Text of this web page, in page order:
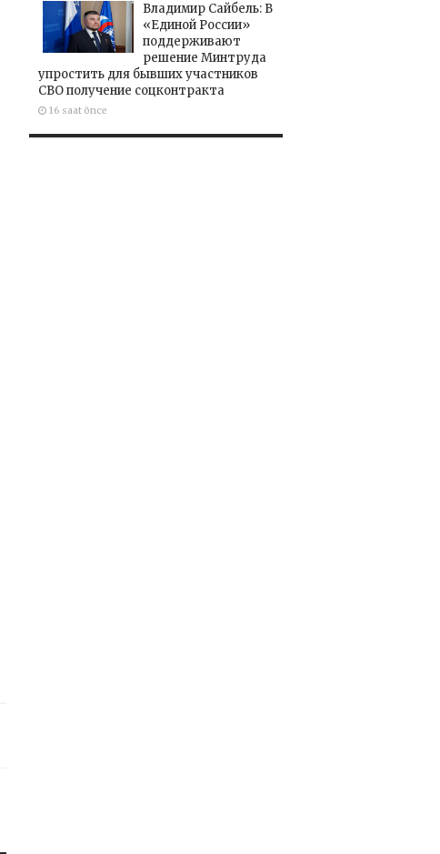
Владимир Сайбель: В
«Единой России»
поддерживают
решение Минтруда
упростить для бывших участников
СВО получение соцконтракта
16 saat önce